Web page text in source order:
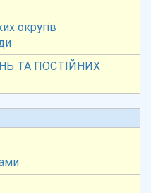
округів
ТА ПОСТІЙНИХ